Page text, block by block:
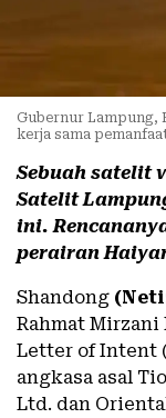
Gubernur Lampung,
kerja sama
Sebuah satelit
Satelit
ini.
perairan
Shandong
Rahmat
Letter of Intent
angkasa asal
Ltd. dan